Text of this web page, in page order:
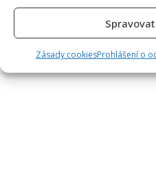
Zásady cookiesProhlášení o